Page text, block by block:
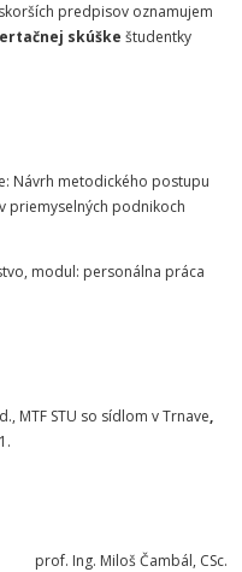
predpisov oznamujem
skúške študentky
Návrh metodického postupu
priemyselných podnikoch
modul: personálna práca
MTF STU so sídlom v Trnave,
prof. Ing. Miloš Čambál, CSc.